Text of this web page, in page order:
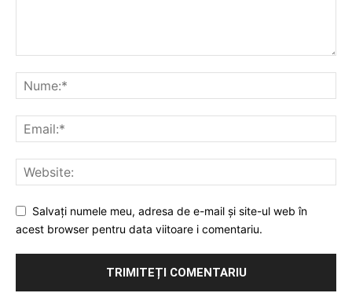
Salvați numele meu, adresa de e-mail și site-ul web în
acest browser pentru data viitoare i comentariu.